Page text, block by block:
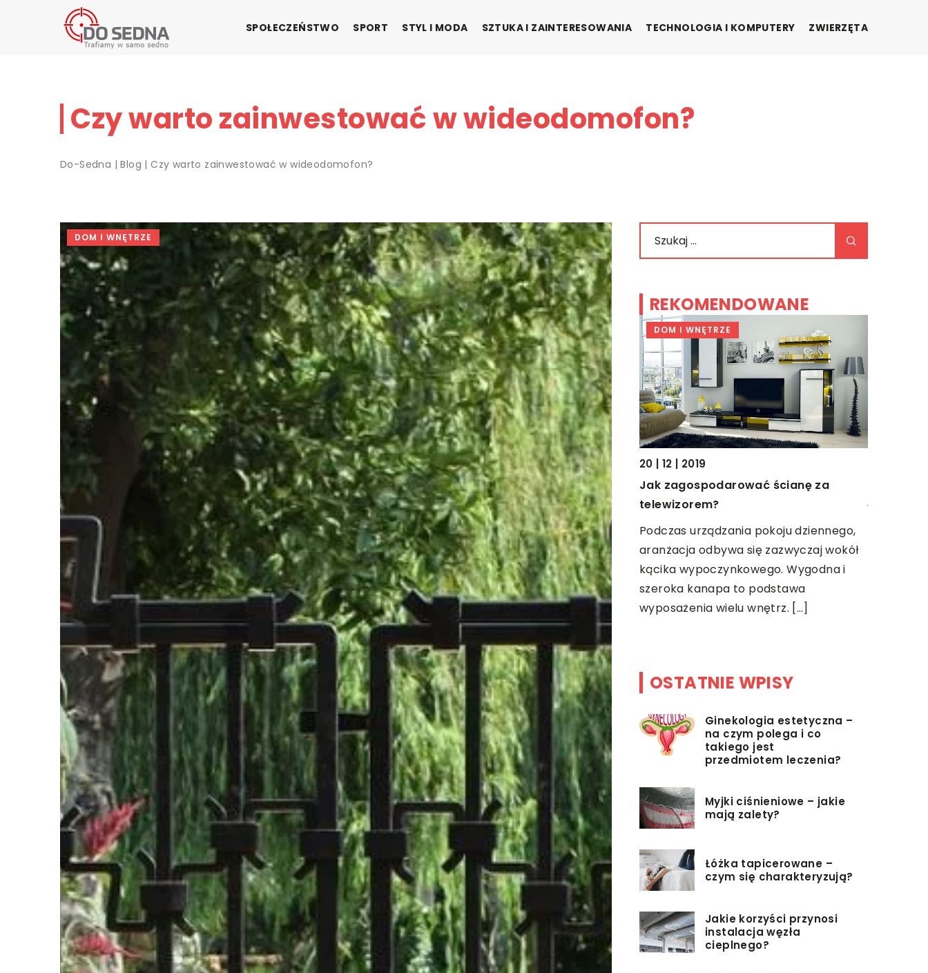
SPOŁECZEŃSTWO SPORT STYL I MODA SZTUKA I ZAINTERESOWANIA TECHNOLOGIA I KOMPUTERY ZWIERZĘTA
Czy warto zainwestować w wideodomofon?
Do-Sedna |Blog |Czy warto zainwestować w wideodomofon?
DOM I WNĘTRZE
REKOMENDOWANE
TECHNOLOGIE & IT
09 | 02 | 2023
Szafy rack z systemem chłodzenia:
jakie opcje dostępne na rynku
Szafy Rack z systemem chłodzenia
występują w wielu opcjach, które
można skonfigurować do swoich
potrzeb. Chłodzone powietrzem
Najczęściej spotykanym systemem […]
BIZNES & RYNEK & FINANSE
18 | 06 | 2021
Założenie konta firmowego – jak
znaleźć odpowiednią ofertę?
Prowadzenie biznesu wymaga świetnej
organizacji w wielu aspektach. Firmy
starające się o utrzymanie stabilnej
pozycji konkurencyjnej powinny mieć na
uwadze […]
DOM I WNĘTRZE
20 | 12 | 2019
Jak zagospodarować ścianę za
telewizorem?
Podczas urządzania pokoju dziennego,
aranżacja odbywa się zazwyczaj wokół
kącika wypoczynkowego. Wygodna i
szeroka kanapa to podstawa
wyposażenia wielu wnętrz. […]
OSTATNIE WPISY
Ginekologia estetyczna –
na czym polega i co
takiego jest
przedmiotem leczenia?
Myjki ciśnieniowe – jakie
mają zalety?
Łóżka tapicerowane –
czym się charakteryzują?
Jakie korzyści przynosi
instalacja węzła
cieplnego?